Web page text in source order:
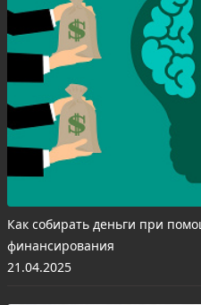
Как собирать деньги при
финансирования
21.04.2025